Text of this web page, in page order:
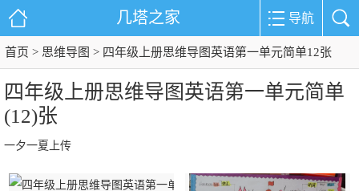
几塔之家 导航
首页 > 思维导图 > 四年级上册思维导图英语第一单元简单12张
四年级上册思维导图英语第一单元简单
(12)张
一夕一夏上传